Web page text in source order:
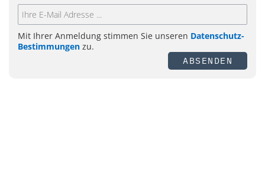
Mit Ihrer Anmeldung stimmen Sie unseren Datenschutz-
Bestimmungen zu.
ABSENDEN